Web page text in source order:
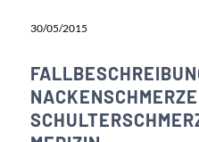
30/05/2015